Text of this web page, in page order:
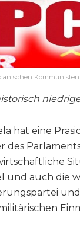
hat eine
des
und auch die